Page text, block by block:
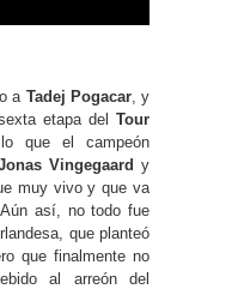
a Tadej Pogacar, y
etapa del Tour
que el campeón
Vingegaard y
muy vivo y que va
así, no todo fue
que planteó
que finalmente no
al arreón del